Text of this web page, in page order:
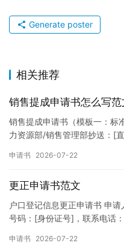
Generate poster
相关推荐
销售提成申请书怎么写范
销售提成申请书（模板一：标
力资源部/销售管理部抄送：[
申请书 2026-07-22
更正申请书范文
户口登记信息更正申请书 申
号码：[身份证号]，联系电话
申请书 2026-07-22